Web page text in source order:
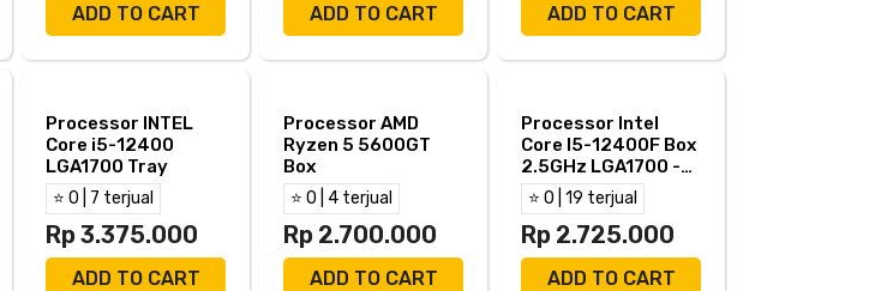
ADD TO CART ADD TO CART ADD TO CART
Processor INTEL
Core i5-12400
LGA1700 Tray
⭐ 0 | 7 terjual
Rp 3.375.000
ADD TO CART
Processor AMD
Ryzen 5 5600GT
Box
⭐ 0 | 4 terjual
Rp 2.700.000
ADD TO CART
Processor Intel
Core I5-12400F Box
2.5GHz LGA1700 -
Intel I5 12400F
⭐ 0 | 19 terjual
Rp 2.725.000
ADD TO CART